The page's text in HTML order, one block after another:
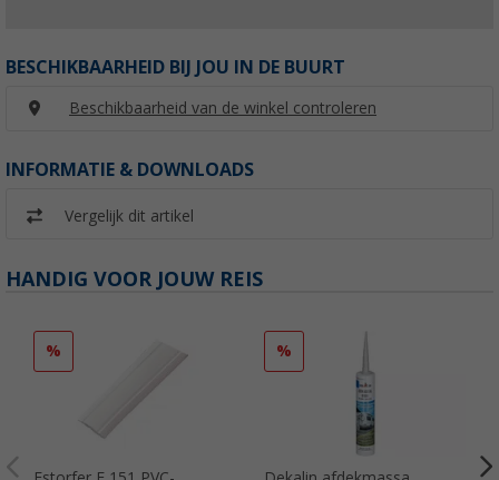
BESCHIKBAARHEID BIJ JOU IN DE BUURT
Beschikbaarheid van de winkel controleren
INFORMATIE & DOWNLOADS
Vergelijk dit artikel
HANDIG VOOR JOUW REIS
% %